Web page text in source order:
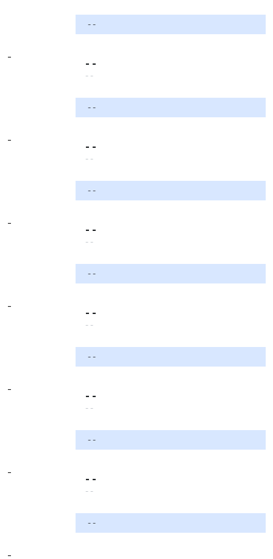
- -
-
- -
- -
- -
-
- -
- -
- -
-
- -
- -
- -
-
- -
- -
- -
-
- -
- -
- -
-
- -
- -
- -
-